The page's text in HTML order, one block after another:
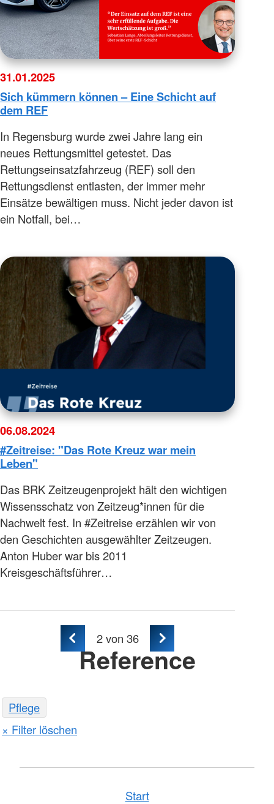
31.01.2025
Sich kümmern können – Eine Schicht auf
dem REF
In Regensburg wurde zwei Jahre lang ein
neues Rettungsmittel getestet. Das
Rettungseinsatzfahrzeug (REF) soll den
Rettungsdienst entlasten, der immer mehr
Einsätze bewältigen muss. Nicht jeder davon ist
ein Notfall, bei…
06.08.2024
#Zeitreise: "Das Rote Kreuz war mein
Leben"
Das BRK Zeitzeugenprojekt hält den wichtigen
Wissensschatz von Zeitzeug*innen für die
Nachwelt fest. In #Zeitreise erzählen wir von
den Geschichten ausgewählter Zeitzeugen.
Anton Huber war bis 2011
Kreisgeschäftsführer…
2von 36
Reference
Pflege
Filter löschen
Start